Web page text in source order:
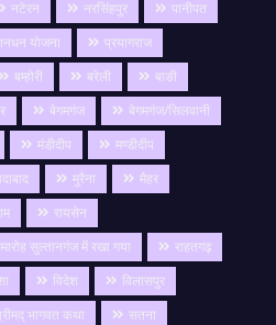
नटेरन नरसिंहपुर
पानीपत
योजना
प्रयागराज
बम्होरी बरेली
बाङी
बेगमगंज
बेगमगंज/सिलवानी
मंडीदीप
मण्डीदीप
मुरैना
मैहर
रायसेन
सुल्तानगंज में रखा गया
राहतगढ़
विदेश
विलासपुर
भागवत कथा
सतना